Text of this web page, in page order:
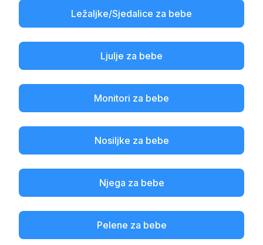
Ležaljke/Sjedalice za bebe
Ljulje za bebe
Monitori za bebe
Nosiljke za bebe
Njega za bebe
Pelene za bebe